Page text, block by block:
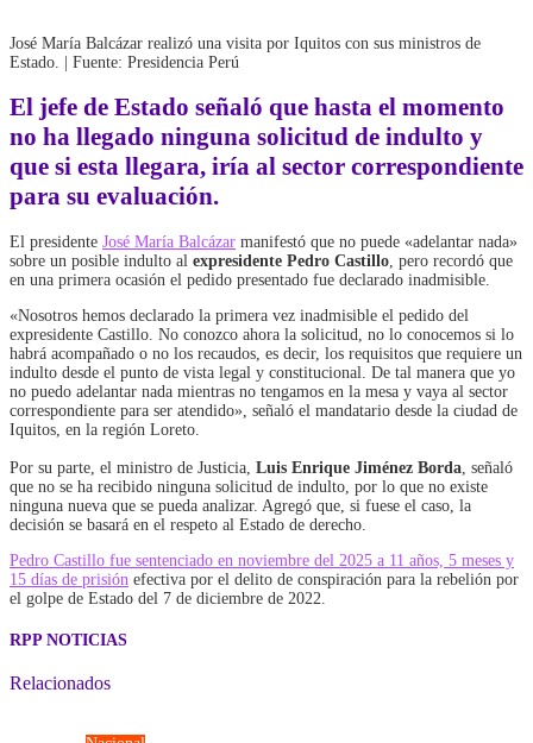
José María Balcázar realizó una visita por Iquitos con sus ministros de
Estado. | Fuente: Presidencia Perú
El jefe de Estado señaló que hasta el momento
no ha llegado ninguna solicitud de indulto y
que si esta llegara, iría al sector correspondiente
para su evaluación.
El presidente José María Balcázar manifestó que no puede «adelantar nada»
sobre un posible indulto al expresidente Pedro Castillo , pero recordó que
en una primera ocasión el pedido presentado fue declarado inadmisible.
«Nosotros hemos declarado la primera vez inadmisible el pedido del
expresidente Castillo. No conozco ahora la solicitud, no lo conocemos si lo
habrá acompañado o no los recaudos, es decir, los requisitos que requiere un
indulto desde el punto de vista legal y constitucional. De tal manera que yo
no puedo adelantar nada mientras no tengamos en la mesa y vaya al sector
correspondiente para ser atendido», señaló el mandatario desde la ciudad de
Iquitos, en la región Loreto.
Por su parte, el ministro de Justicia, Luis Enrique Jiménez Borda, señaló
que no se ha recibido ninguna solicitud de indulto, por lo que no existe
ninguna nueva que se pueda analizar. Agregó que, si fuese el caso, la
decisión se basará en el respeto al Estado de derecho.
Pedro Castillo fue sentenciado en noviembre del 2025 a 11 años, 5 meses y
15 días de prisión efectiva por el delito de conspiración para la rebelión por
el golpe de Estado del 7 de diciembre de 2022.
RPP NOTICIAS
Relacionados